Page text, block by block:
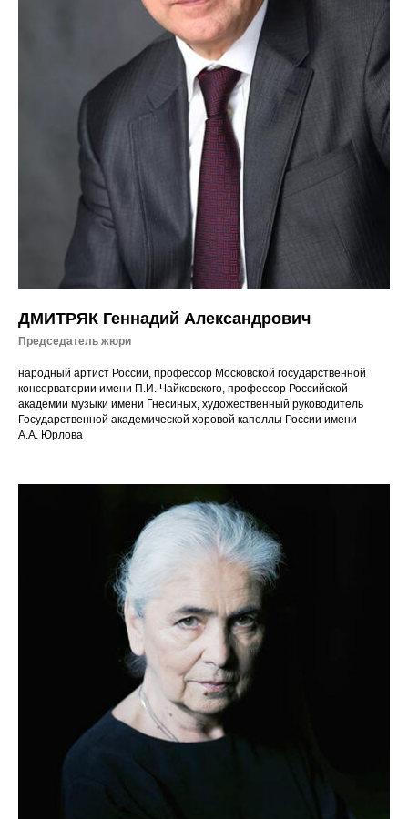
ДМИТРЯК Геннадий Александрович
Председатель жюри
народный артист России, профессор Московской государственной
консерватории имени П.И. Чайковского, профессор Российской
академии музыки имени Гнесиных, художественный руководитель
Государственной академической хоровой капеллы России имени
А.А. Юрлова